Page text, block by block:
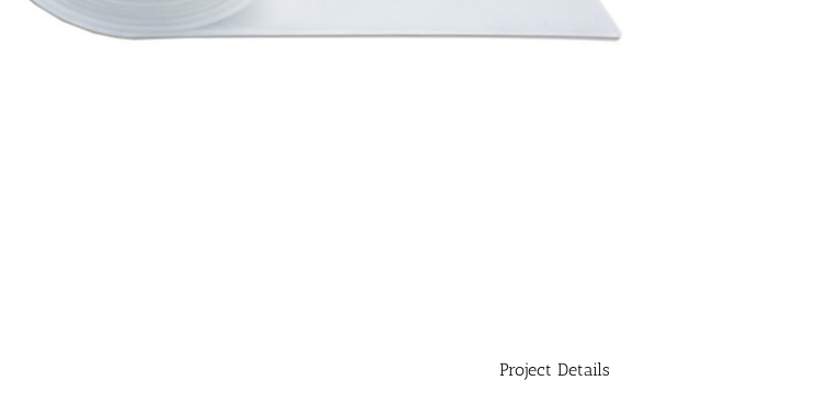
Project Details